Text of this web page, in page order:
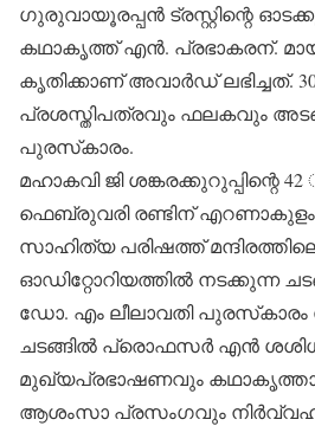
ഗുരുവായൂരപ്പന്‍ ട്രസ്റ്റിന്റെ
കഥാകൃത്ത് എന്‍. പ്രഭാകരന്.
കൃതിക്കാണ് അവാര്‍ഡ് ലഭിച്ചത്.
പ്രശസ്തിപത്രവും ഫലകവും
പുരസ്‌കാരം.
മഹാകവി ജി ശങ്കരക്കുറുപ്പിന്റെ
ഫെബ്രുവരി രണ്ടിന് എറണാകുളം
സാഹിത്യ പരിഷത്ത്
ഓഡിറ്റോറിയത്തില്‍ നടക്കുന്ന
ഡോ. എം ലീലാവതി പുരസ്‌കാരം
ചടങ്ങില്‍ പ്രൊഫസര്‍ എന്‍
മുഖ്യപ്രഭാഷണവും
ആശംസാ പ്രസംഗവും